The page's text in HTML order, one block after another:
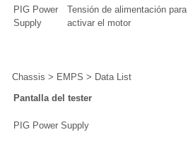
PIG Power
Supply
Tensión de alimentación para
activar el motor
Chassis > EMPS > Data List
Pantalla del tester
PIG Power Supply